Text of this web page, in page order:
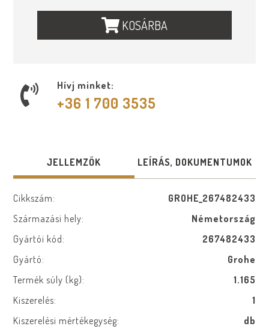
KOSÁRBA
Hívj minket:
+36 1 700 3535
JELLEMZŐK LEÍRÁS, DOKUMENTUMOK
Cikkszám:
GROHE_267482433
Származási hely:
Németország
Gyártói kód:
267482433
Gyártó:
Grohe
Termék súly (kg):
1.165
Kiszerelés:
1
Kiszerelési mértékegység:
db